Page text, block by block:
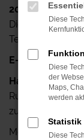
2024 Autohaus
Dieskaustr. 102,
Telefax: +49 341-
E-Mail:
Haben Sie noch
Rufen Sie uns
zur Verfügung.
Mo.- Fr.: 7.00
Diese
Diese
der
Maps,
werden
Statistik
Diese